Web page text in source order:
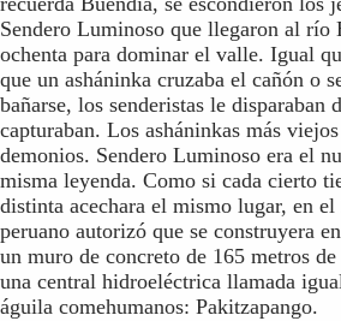
Sendero Luminoso que llegaron al río
ochenta para dominar el valle. Igual
que un asháninka cruzaba el cañón o
bañarse, los senderistas le disparaban
capturaban. Los asháninkas más
demonios. Sendero Luminoso era el
misma leyenda. Como si cada cierto
distinta acechara el mismo lugar, en
peruano autorizó que se construyera
un muro de concreto de 165 metros
una central hidroeléctrica llamada
águila comehumanos: Pakitzapango.